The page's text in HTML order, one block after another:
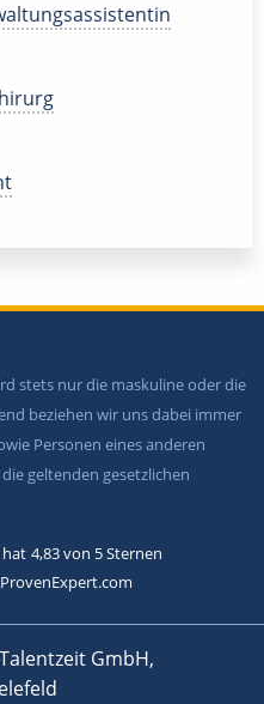
stets nur die maskuline oder die
beziehen wir uns dabei immer
Personen eines anderen
geltenden gesetzlichen
hat 4,83von 5Sternen
GmbH,